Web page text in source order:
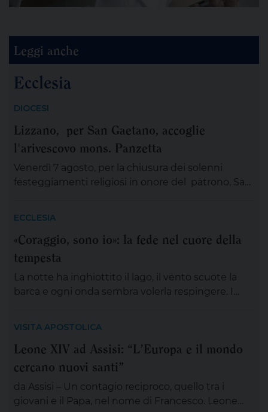
Leggi anche
Ecclesia
DIOCESI
Lizzano, per San Gaetano, accoglie
l'arivescovo mons. Panzetta
Venerdì 7 agosto, per la chiusura dei solenni
festeggiamenti religiosi in onore del patrono, San
vedrà il coinvolgimento partecipativo dei fedeli
lizzanesi, dei membri delle confraternite e delle
associazioni, dei gruppi, dei movimenti e delle
aggregazioni ecclesiali, delle […]
ECCLESIA
«Coraggio, sono io»: la fede nel cuore della
tempesta
La notte ha inghiottito il lago, il vento scuote la
barca e ogni onda sembra volerla respingere. I
prende spazio, le certezze si incrinano e perfino
ciò che potrebbe salvarci appare minaccioso.
VISITA APOSTOLICA
Leone XIV ad Assisi: “L’Europa e il mondo
cercano nuovi santi”
da Assisi – Un contagio reciproco, quello tra i
giovani e il Papa, nel nome di Francesco. Leone